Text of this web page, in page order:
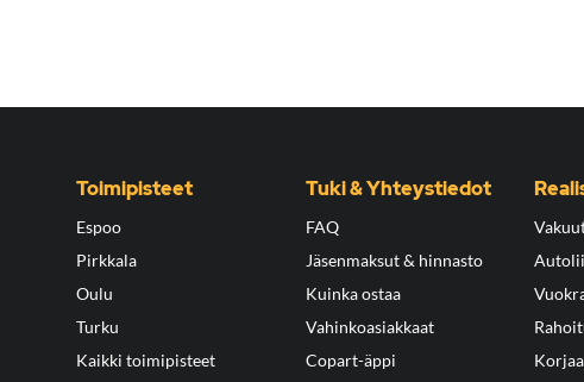
Toimipisteet
Espoo
Pirkkala
Oulu
Turku
Kaikki toimipisteet
Tuki & Yhteystiedot
FAQ
Jäsenmaksut & hinnasto
Kuinka ostaa
Vahinkoasiakkaat
Copart-äppi